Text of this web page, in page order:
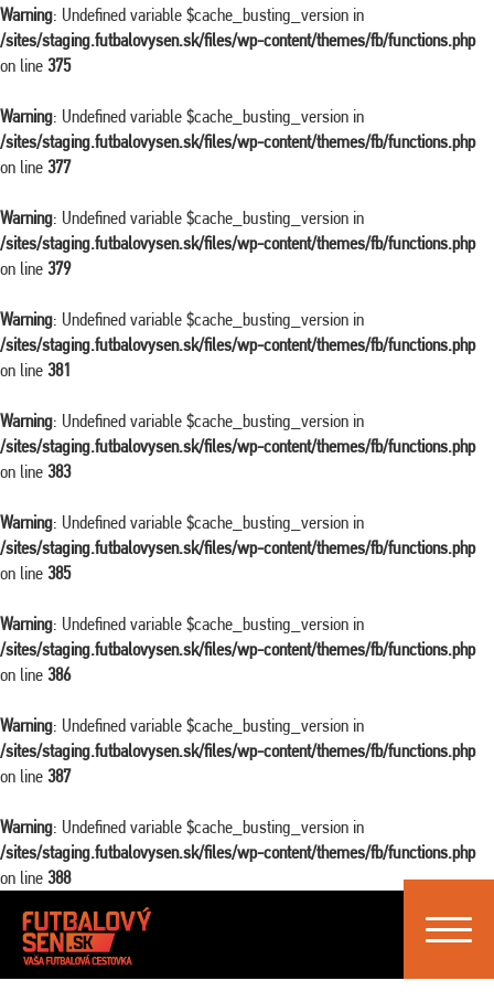
Warning: Undefined variable $cache_busting_version in
/sites/staging.futbalovysen.sk/files/wp-content/themes/fb/functions.php
on line 375
Warning: Undefined variable $cache_busting_version in
/sites/staging.futbalovysen.sk/files/wp-content/themes/fb/functions.php
on line 377
Warning: Undefined variable $cache_busting_version in
/sites/staging.futbalovysen.sk/files/wp-content/themes/fb/functions.php
on line 379
Warning: Undefined variable $cache_busting_version in
/sites/staging.futbalovysen.sk/files/wp-content/themes/fb/functions.php
on line 381
Warning: Undefined variable $cache_busting_version in
/sites/staging.futbalovysen.sk/files/wp-content/themes/fb/functions.php
on line 383
Warning: Undefined variable $cache_busting_version in
/sites/staging.futbalovysen.sk/files/wp-content/themes/fb/functions.php
on line 385
Warning: Undefined variable $cache_busting_version in
/sites/staging.futbalovysen.sk/files/wp-content/themes/fb/functions.php
on line 386
Warning: Undefined variable $cache_busting_version in
/sites/staging.futbalovysen.sk/files/wp-content/themes/fb/functions.php
on line 387
Warning: Undefined variable $cache_busting_version in
/sites/staging.futbalovysen.sk/files/wp-content/themes/fb/functions.php
on line 388
Toggle